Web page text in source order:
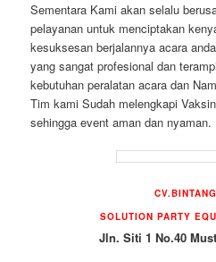
Sementara Kami akan selalu
pelayanan untuk menciptakan
kesuksesan berjalannya acara
yang sangat profesional dan
kebutuhan peralatan acara dan
Tim kami Sudah melengkapi
sehingga event aman dan nyaman.
SOLUTION PARTY
Jln. Siti 1 No.40